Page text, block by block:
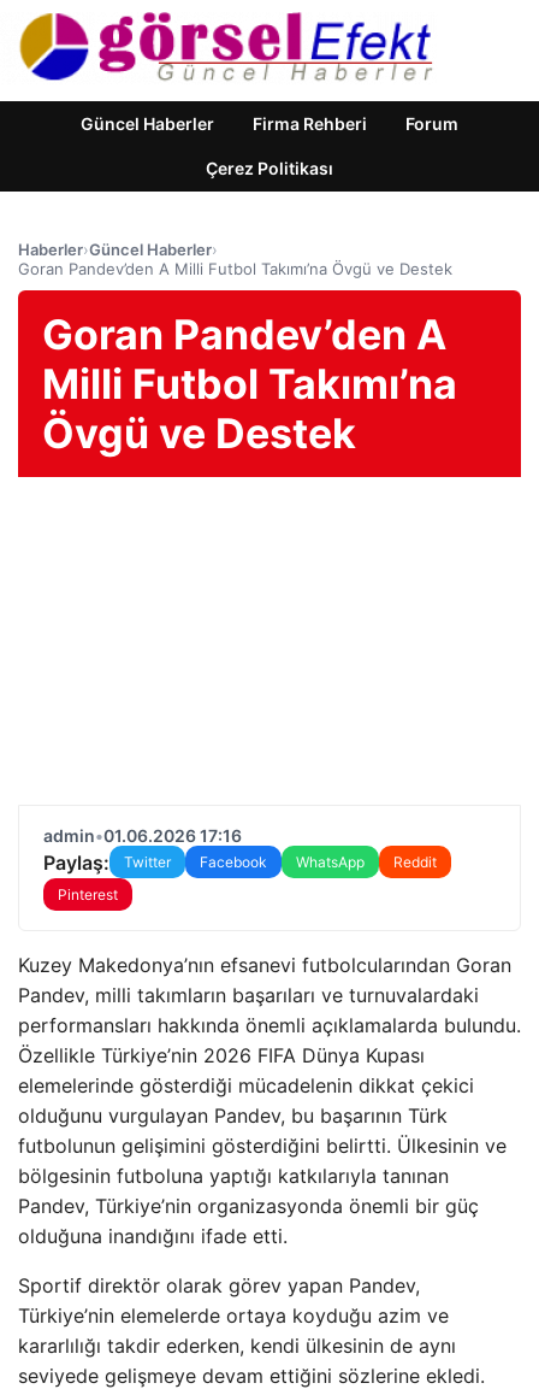
Güncel Haberler Firma Rehberi Forum
Çerez Politikası
Haberler›Güncel Haberler›
Goran Pandev’den A Milli Futbol Takımı’na Övgü ve Destek
Goran Pandev’den A
Milli Futbol Takımı’na
Övgü ve Destek
admin•01.06.2026 17:16
Paylaş: Twitter Facebook WhatsApp
Reddit
Pinterest
Kuzey Makedonya’nın efsanevi futbolcularından Goran
Pandev, milli takımların başarıları ve turnuvalardaki
performansları hakkında önemli açıklamalarda bulundu.
Özellikle Türkiye’nin 2026 FIFA Dünya Kupası
elemelerinde gösterdiği mücadelenin dikkat çekici
olduğunu vurgulayan Pandev, bu başarının Türk
futbolunun gelişimini gösterdiğini belirtti. Ülkesinin ve
bölgesinin futboluna yaptığı katkılarıyla tanınan
Pandev, Türkiye’nin organizasyonda önemli bir güç
olduğuna inandığını ifade etti.
Sportif direktör olarak görev yapan Pandev,
Türkiye’nin elemelerde ortaya koyduğu azim ve
kararlılığı takdir ederken, kendi ülkesinin de aynı
seviyede gelişmeye devam ettiğini sözlerine ekledi.